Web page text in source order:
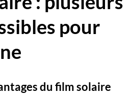
pour
du film solaire